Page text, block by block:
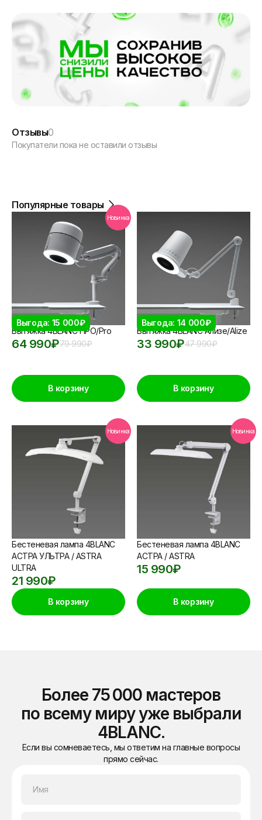
Отзывы0
Покупатели пока не оставили отзывы
Популярные товары
Новинка
Выгода: 15 000₽
Вытяжка 4BLANC ПРО/Pro
79 990₽
64 990₽
В корзину
Выгода: 14 000₽
Вытяжка 4BLANC Ализе/Alize
47 990₽
33 990₽
В корзину
Новинка
Бестеневая лампа 4BLANC
АСТРА УЛЬТРА / ASTRA
ULTRA
21 990₽
В корзину
Новинка
Бестеневая лампа 4BLANC
АСТРА / ASTRA
15 990₽
В корзину
Более 75 000 мастеров
по всему миру уже выбрали
4BLANC.
Если вы сомневаетесь, мы ответим на главные вопросы
прямо сейчас.